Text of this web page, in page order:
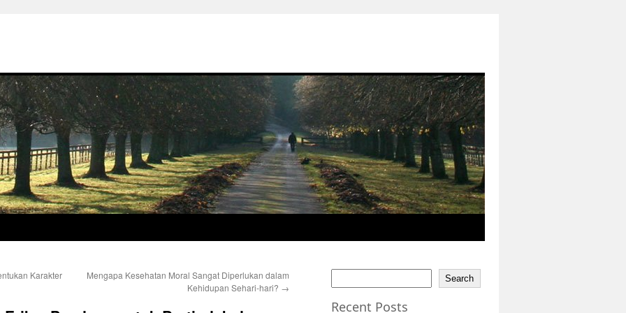
Karakter
Mengapa Kesehatan Moral Sangat Diperlukan dalam
Kehidupan Sehari-hari? →
Search
Recent Posts